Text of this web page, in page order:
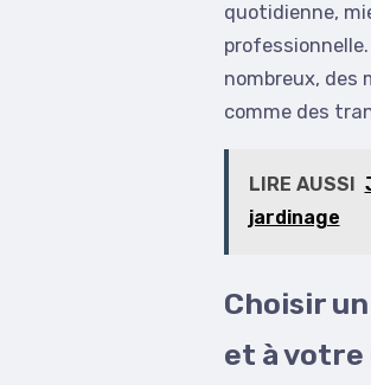
quotidienne,
nombreux, des
comme des
LIRE AUSSI
jardinage
Choisir
et à votre